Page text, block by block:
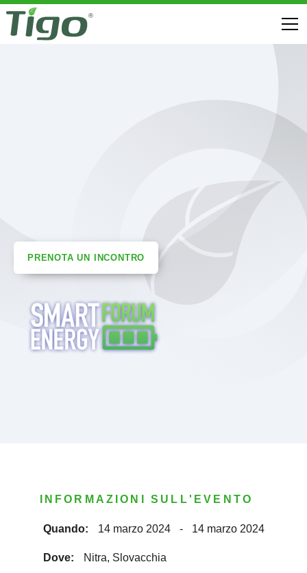
PRENOTA UN INCONTRO
INFORMAZIONI SULL'EVENTO
Quando: 14 marzo 2024 - 14 marzo 2024
Dove:
Nitra, Slovacchia